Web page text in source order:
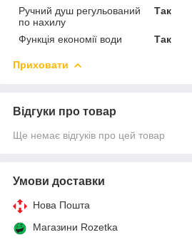
Ручний душ регульований
по нахилу
Так
Функція економії води Так
Приховати
Відгуки про товар
Ще немає відгуків про цей товар
Умови доставки
Нова Пошта
Магазини Rozetka